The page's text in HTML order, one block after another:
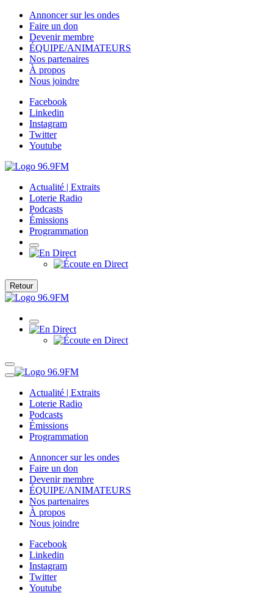
Annoncer sur les ondes
Faire un don
Devenir membre
ÉQUIPE/ANIMATEURS
Nos partenaires
À propos
Nous joindre
Facebook
Linkedin
Instagram
Twitter
Youtube
Actualité | Extraits
Loterie Radio
Podcasts
Émissions
Programmation
Retour
Actualité | Extraits
Loterie Radio
Podcasts
Émissions
Programmation
Annoncer sur les ondes
Faire un don
Devenir membre
ÉQUIPE/ANIMATEURS
Nos partenaires
À propos
Nous joindre
Facebook
Linkedin
Instagram
Twitter
Youtube